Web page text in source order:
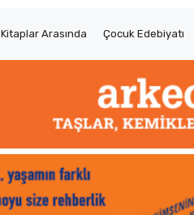
Kitaplar Arasında Çocuk Edebiyatı